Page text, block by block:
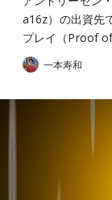
a16z）の出資先
プレイ（Proof
一本寿和